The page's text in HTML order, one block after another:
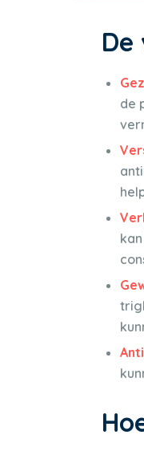
de